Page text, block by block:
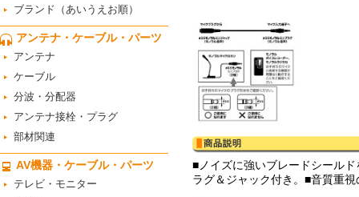
ブランド（あいうえお順）
アンテナ・ケーブル・パーツ
アンテナ
ケーブル
分波・分配器
アンテナ接栓・プラグ
部材関連
AV機器・ケーブル・パーツ
テレビ・モニター
■ノイズに強いブレードシール
ラグ＆ジャック付き。■音質重